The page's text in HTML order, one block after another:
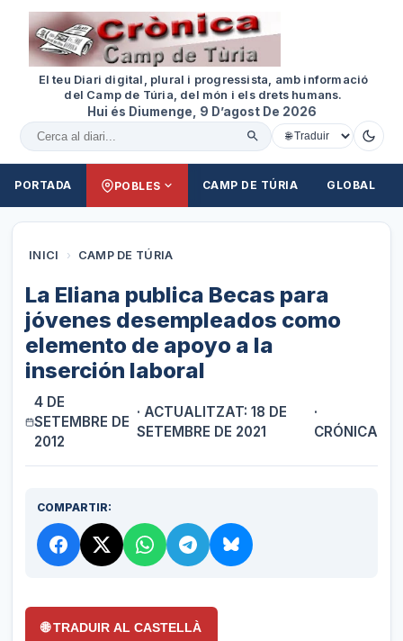
El teu Diari digital, plural i progressista, amb informació
del Camp de Túria, del món i els drets humans.
Hui és Diumenge, 9 D’agost De 2026
Cercar al diari
PORTADA POBLES CAMP DE TÚRIA GLOBAL
INICI › CAMP DE TÚRIA
La Eliana publica Becas para
jóvenes desempleados como
elemento de apoyo a la
inserción laboral
4 DE
SETEMBRE DE
2012
· ACTUALITZAT: 18 DE
SETEMBRE DE 2021
·
CRÓNICA
COMPARTIR:
🌐 TRADUIR AL CASTELLÀ